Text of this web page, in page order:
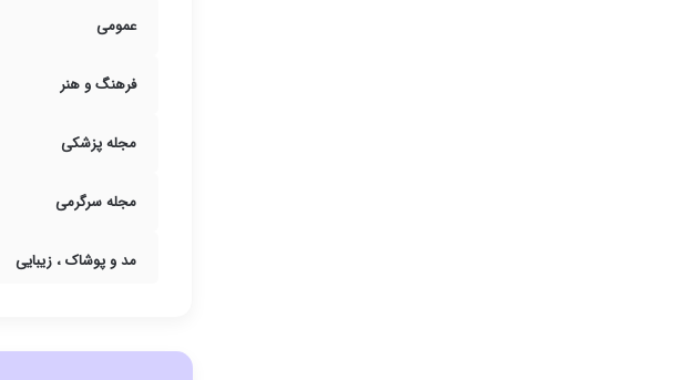
عمومی
فرهنگ و هنر
مجله پزشکی
مجله سرگرمی
مد و پوشاک ، زیبایی